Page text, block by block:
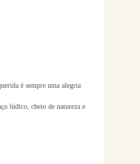
é sempre uma alegria
lúdico, cheio de natureza e